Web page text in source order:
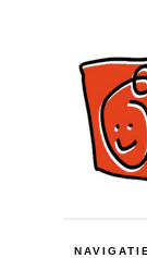
NAVIGATIE